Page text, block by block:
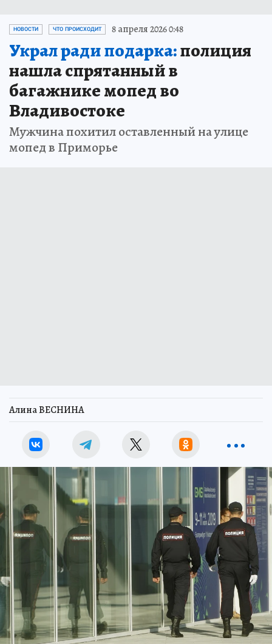
НОВОСТИ ЧТО ПРОИСХОДИТ 8 апреля 2026 0:48
Украл ради подарка:полиция
нашла спрятанный в
багажнике мопед во
Владивостоке
Мужчина похитил оставленный на улице
мопед в Приморье
Алина ВЕСНИНА